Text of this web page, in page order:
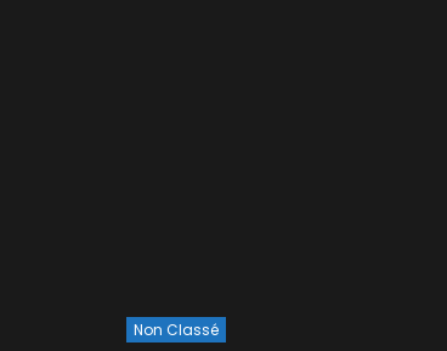
Non Classé